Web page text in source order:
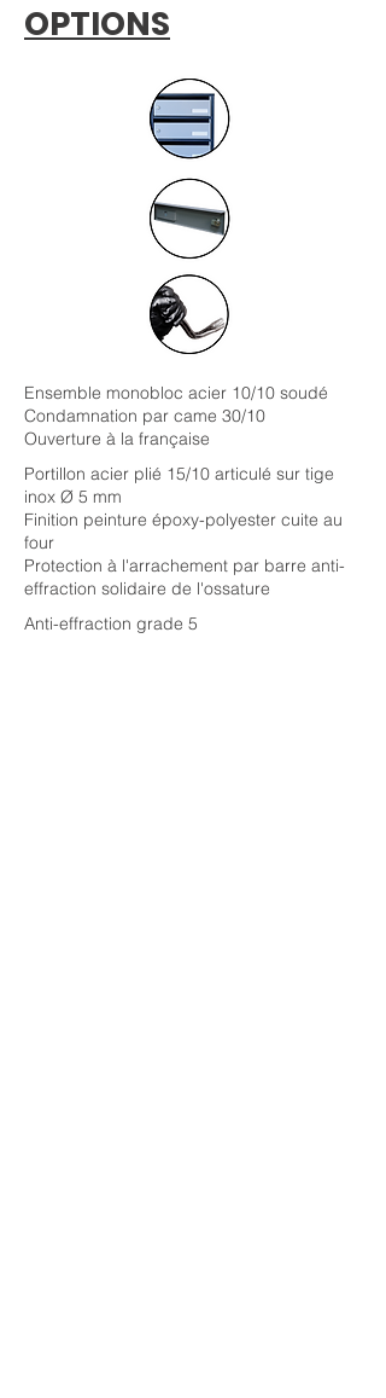
OPTIONS
Ensemble monobloc acier 10/10 soudé
Condamnation par came 30/10
Ouverture à la française
Portillon acier plié 15/10 articulé sur tige
inox Ø 5 mm
Finition peinture époxy-polyester cuite au
four
Protection à l'arrachement par barre anti-
effraction solidaire de l'ossature
Anti-effraction grade 5